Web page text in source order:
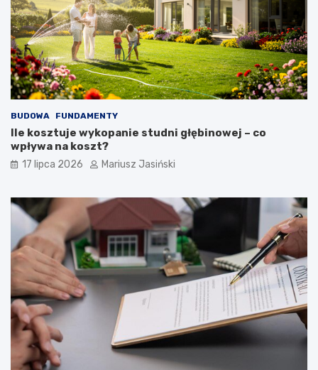
BUDOWA FUNDAMENTY
Ile kosztuje wykopanie studni głębinowej – co
wpływa na koszt?
17 lipca 2026 Mariusz Jasiński